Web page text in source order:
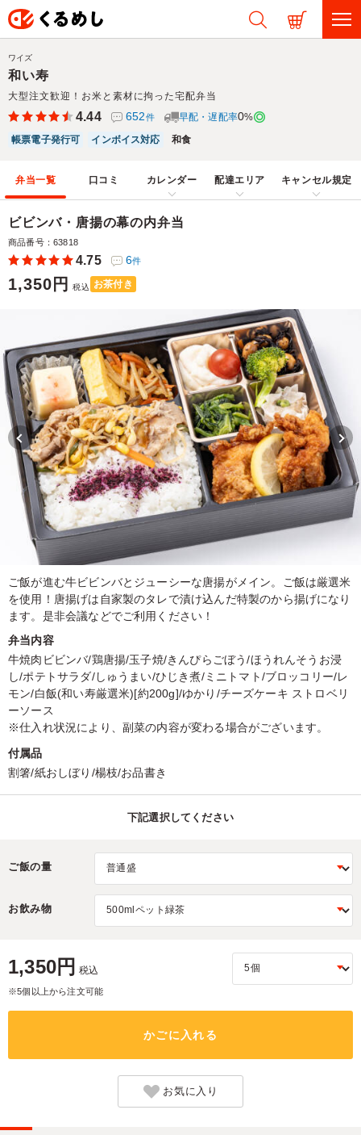
和い寿
大型注文歓迎！お米と素材に拘った宅配弁当
ワイズ
4.44 652件 早配・遅配率0%
帳票電子発行可
インボイス対応 和食
弁当一覧 口コミ カレンダー 配達エリア キャンセル規定
ビビンバ・唐揚の幕の内弁当
商品番号：63818
4.75 6件
1,350円 税込 お茶付き
ご飯が進む牛ビビンバとジューシーな唐揚がメイン。ご飯は厳選米
を使用！唐揚げは自家製のタレで漬け込んだ特製のから揚げになり
ます。是非会議などでご利用ください！
弁当内容
牛焼肉ビビンバ/鶏唐揚/玉子焼/きんぴらごぼう/ほうれんそうお浸
し/ポテトサラダ/しゅうまい/ひじき煮/ミニトマト/ブロッコリー/レ
モン/白飯(和い寿厳選米)[約200g]/ゆかり/チーズケーキ ストロベリ
ーソース
※仕入れ状況により、副菜の内容が変わる場合がございます。
付属品
割箸/紙おしぼり/楊枝/お品書き
下記選択してください
ご飯の量
お飲み物
1,350円 税込
※5個以上から注文可能
かごに入れる
お気に入り